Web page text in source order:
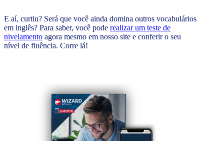
E aí, curtiu? Será que você ainda domina outros vocabulários
em inglês? Para saber, você pode realizar um teste de
nivelamento agora mesmo em nosso site e conferir o seu
nível de fluência. Corre lá!